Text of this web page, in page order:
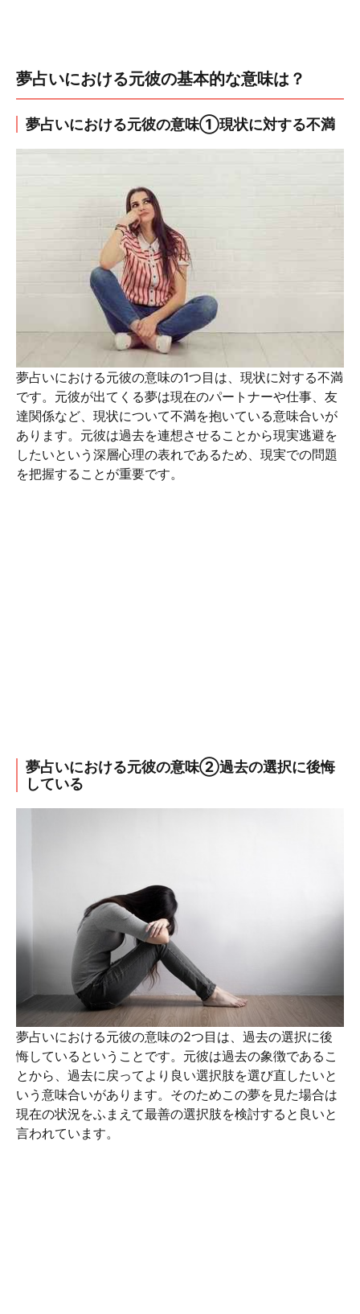
夢占いにおける元彼の基本的な意味は？
夢占いにおける元彼の意味①現状に対する不満
夢占いにおける元彼の意味の1つ目は、現状に対する不満
です。元彼が出てくる夢は現在のパートナーや仕事、友
達関係など、現状について不満を抱いている意味合いが
あります。元彼は過去を連想させることから現実逃避を
したいという深層心理の表れであるため、現実での問題
を把握することが重要です。
夢占いにおける元彼の意味②過去の選択に後悔
している
夢占いにおける元彼の意味の2つ目は、過去の選択に後
悔しているということです。元彼は過去の象徴であるこ
とから、過去に戻ってより良い選択肢を選び直したいと
いう意味合いがあります。そのためこの夢を見た場合は
現在の状況をふまえて最善の選択肢を検討すると良いと
言われています。